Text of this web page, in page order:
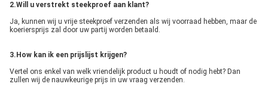
2.Will u verstrekt steekproef aan klant?
Ja, kunnen wij u vrije steekproef verzenden als wij voorraad hebben, maar de
koeriersprijs zal door uw partij worden betaald.
3.How kan ik een prijslijst krijgen?
Vertel ons enkel van welk vriendelijk product u houdt of nodig hebt? Dan
zullen wij de nauwkeurige prijs in uw vraag verzenden.